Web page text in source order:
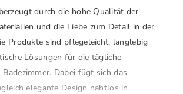
durch die hohe Qualität der
und die Liebe zum Detail in der
Produkte sind pflegeleicht, langlebig
Lösungen für die tägliche
Dabei fügt sich das
elegante Design nahtlos in